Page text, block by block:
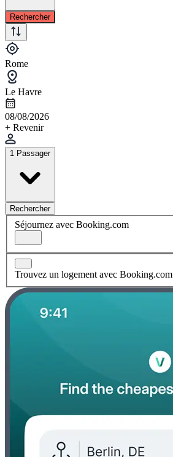
Rechercher
Rome
Le Havre
08/08/2026
+ Revenir
1 Passager
Rechercher
Séjournez avec Booking.com
Trouvez un logement avec Booking.com